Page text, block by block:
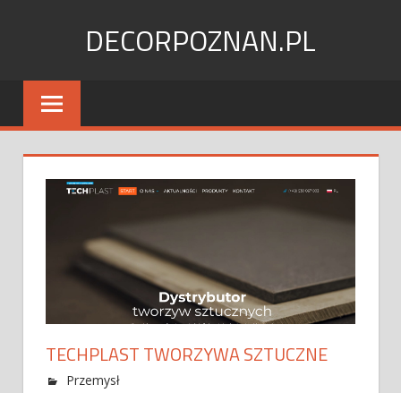
DECORPOZNAN.PL
TECHPLAST TWORZYWA SZTUCZNE
Przemysł